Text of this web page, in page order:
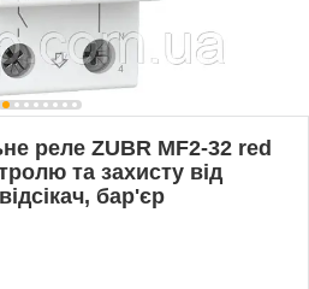
реле ZUBR MF2-32 red
та захисту від
бар'єр